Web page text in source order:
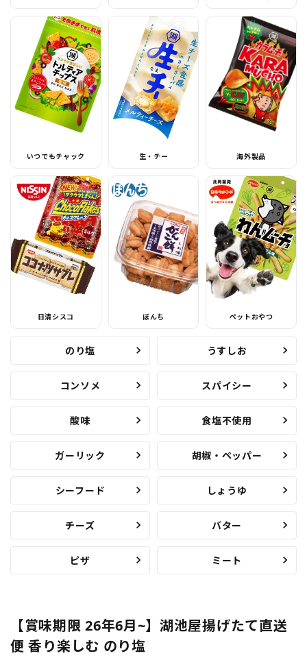
いつでもチャック 生・チー 海外製品
日清シスコ ぼんち ペットおやつ
のり塩 うすしお
コンソメ スパイシー
酸味 食塩不使用
ガーリック 胡椒・ペッパー
シーフード しょうゆ
チーズ バター
ピザ ミート
【賞味期限 26年6月~】湖池屋揚げたて直送
便 香り楽しむ のり塩